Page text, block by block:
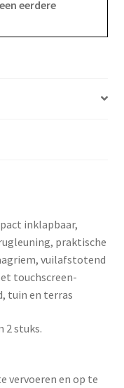
eerdere
inklapbaar,
praktische
vuilafstotend
touchscreen-
tuin en terras
2 stuks.
vervoeren en op te